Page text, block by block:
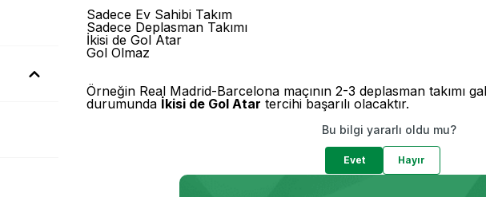
Sadece Ev Sahibi Takım
Sadece Deplasman Takımı
İkisi de Gol Atar
Gol Olmaz
Örneğin Real Madrid-Barcelona maçının 2-3 deplasman takımı
durumunda İkisi de Gol Atar tercihi başarılı olacaktır.
Bu bilgi yararlı oldu mu?
Evet Hayır